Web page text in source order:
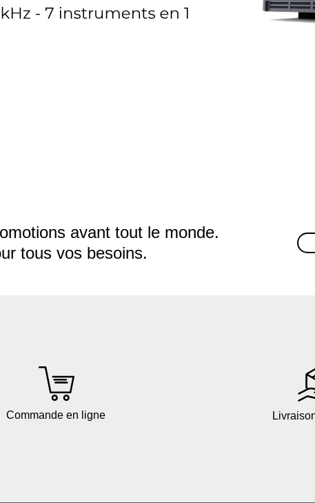
avant tout le monde.
tous vos besoins.
Commande en ligne